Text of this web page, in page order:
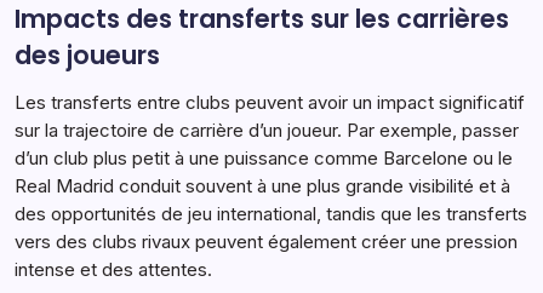
Impacts des transferts sur les carrières
des joueurs
Les transferts entre clubs peuvent avoir un impact significatif
sur la trajectoire de carrière d’un joueur. Par exemple, passer
d’un club plus petit à une puissance comme Barcelone ou le
Real Madrid conduit souvent à une plus grande visibilité et à
des opportunités de jeu international, tandis que les transferts
vers des clubs rivaux peuvent également créer une pression
intense et des attentes.